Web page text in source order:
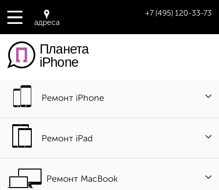
адреса
+7 (495) 120-33-73
Планета
iPhone
Ремонт iPhone
Ремонт iPad
Ремонт MacBook